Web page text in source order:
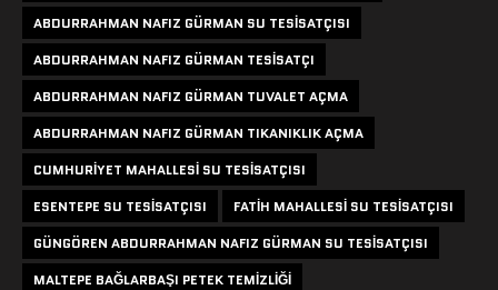
ABDURRAHMAN NAFIZ GÜRMAN SU TESISATÇISI
ABDURRAHMAN NAFIZ GÜRMAN TESISATÇI
ABDURRAHMAN NAFIZ GÜRMAN TUVALET AÇMA
ABDURRAHMAN NAFIZ GÜRMAN TIKANIKLIK AÇMA
CUMHURIYET MAHALLESI SU TESISATÇISI
ESENTEPE SU TESISATÇISI
FATIH MAHALLESI SU TESISATÇISI
GÜNGÖREN ABDURRAHMAN NAFIZ GÜRMAN SU TESISATÇISI
MALTEPE BAĞLARBAŞI PETEK TEMIZLIĞI